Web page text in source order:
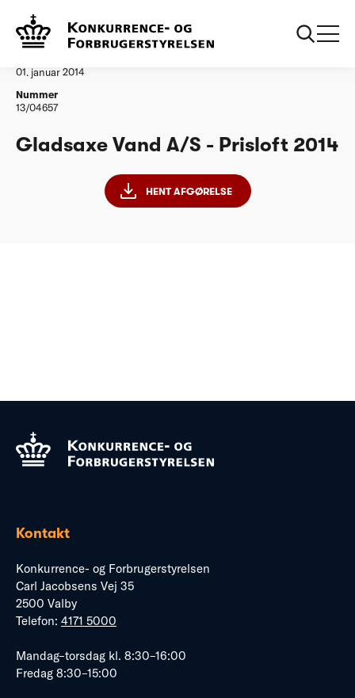
Vandtilsyn
01. januar 2014
Nummer
13/04657
Gladsaxe Vand A/S - Prisloft 2014
HENT AFGØRELSE
Kontakt
Konkurrence- og Forbrugerstyrelsen
Carl Jacobsens Vej 35
2500 Valby
Telefon: 4171 5000
Mandag–torsdag kl. 8:30–16:00
Fredag 8:30–15:00